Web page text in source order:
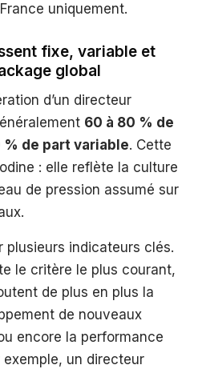
uniquement.
fixe, variable et
global
d’un directeur
60 à 80 % de
% de part variable. Cette
: elle reflète la culture
de pression assumé sur
plusieurs indicateurs clés.
le critère le plus courant,
de plus en plus la
de nouveaux
encore la performance
exemple, un directeur